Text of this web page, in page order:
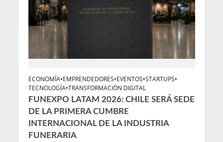
ECONOMÍA•EMPRENDEDORES•EVENTOS•STARTUPS•
TECNOLOGÍA•TRANSFORMACIÓN DIGITAL
FUNEXPO LATAM 2026: CHILE SERÁ SEDE
DE LA PRIMERA CUMBRE
INTERNACIONAL DE LA INDUSTRIA
FUNERARIA